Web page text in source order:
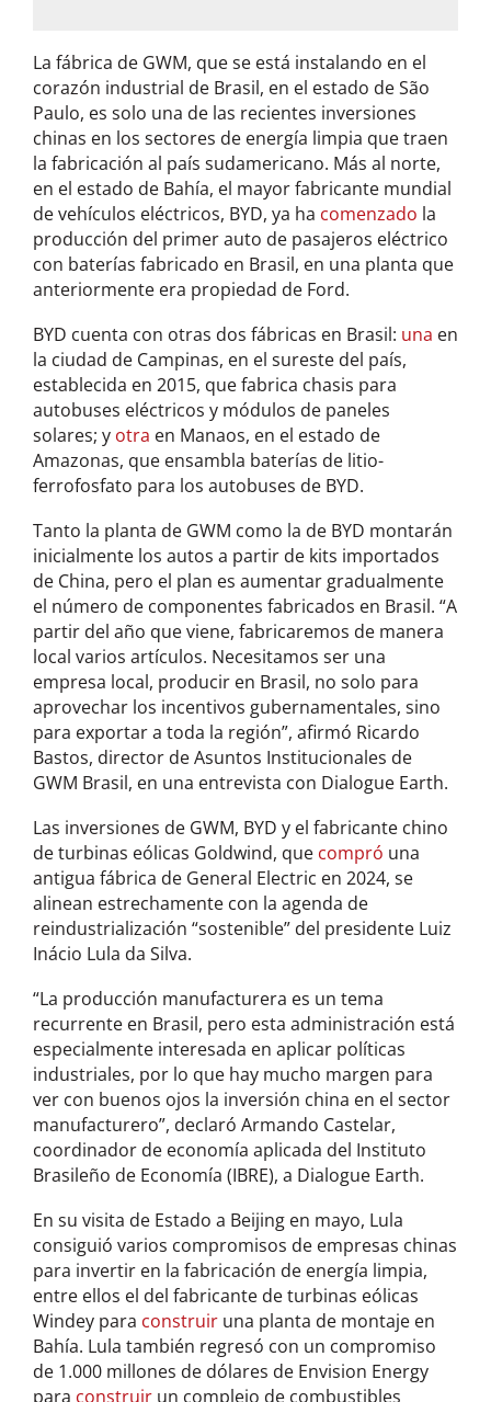
La fábrica de GWM, que se está instalando en el
corazón industrial de Brasil, en el estado de São
Paulo, es solo una de las recientes inversiones
chinas en los sectores de energía limpia que traen
la fabricación al país sudamericano. Más al norte,
en el estado de Bahía, el mayor fabricante mundial
de vehículos eléctricos, BYD, ya ha comenzado la
producción del primer auto de pasajeros eléctrico
con baterías fabricado en Brasil, en una planta que
anteriormente era propiedad de Ford.
BYD cuenta con otras dos fábricas en Brasil: una en
la ciudad de Campinas, en el sureste del país,
establecida en 2015, que fabrica chasis para
autobuses eléctricos y módulos de paneles
solares; y otra en Manaos, en el estado de
Amazonas, que ensambla baterías de litio-
ferrofosfato para los autobuses de BYD.
Tanto la planta de GWM como la de BYD montarán
inicialmente los autos a partir de kits importados
de China, pero el plan es aumentar gradualmente
el número de componentes fabricados en Brasil. “A
partir del año que viene, fabricaremos de manera
local varios artículos. Necesitamos ser una
empresa local, producir en Brasil, no solo para
aprovechar los incentivos gubernamentales, sino
para exportar a toda la región”, afirmó Ricardo
Bastos, director de Asuntos Institucionales de
GWM Brasil, en una entrevista con Dialogue Earth.
Las inversiones de GWM, BYD y el fabricante chino
de turbinas eólicas Goldwind, que compró una
antigua fábrica de General Electric en 2024, se
alinean estrechamente con la agenda de
reindustrialización “sostenible” del presidente Luiz
Inácio Lula da Silva.
“La producción manufacturera es un tema
recurrente en Brasil, pero esta administración está
especialmente interesada en aplicar políticas
industriales, por lo que hay mucho margen para
ver con buenos ojos la inversión china en el sector
manufacturero”, declaró Armando Castelar,
coordinador de economía aplicada del Instituto
Brasileño de Economía (IBRE), a Dialogue Earth.
En su visita de Estado a Beijing en mayo, Lula
consiguió varios compromisos de empresas chinas
para invertir en la fabricación de energía limpia,
entre ellos el del fabricante de turbinas eólicas
Windey para construir una planta de montaje en
Bahía. Lula también regresó con un compromiso
de 1.000 millones de dólares de Envision Energy
para construir un complejo de combustibles